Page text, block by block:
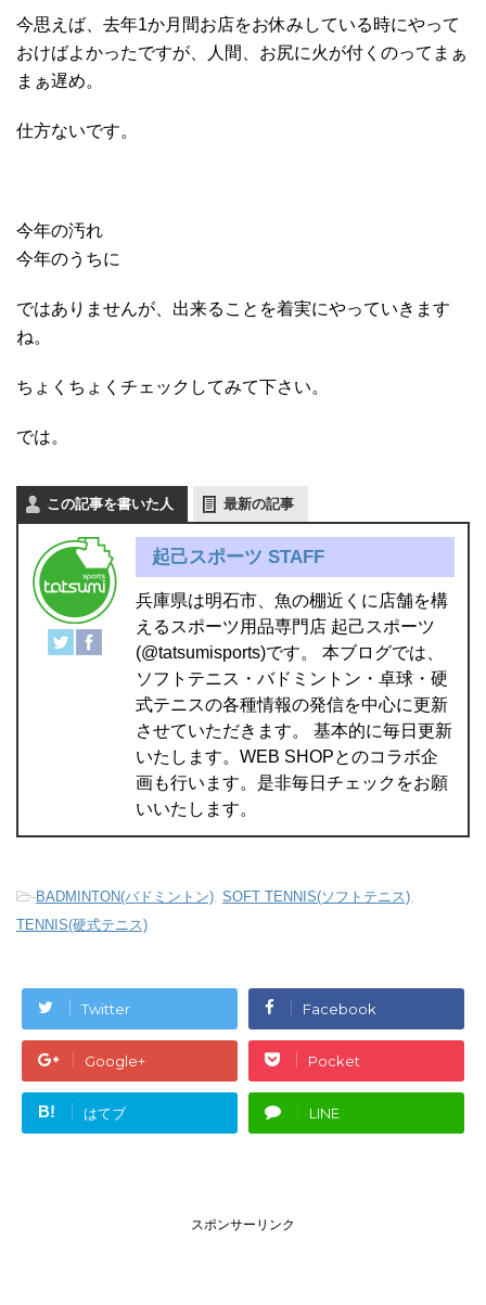
今思えば、去年1か月間お店をお休みしている時にやって
おけばよかったですが、人間、お尻に火が付くのってまぁ
まぁ遅め。
仕方ないです。
今年の汚れ
今年のうちに
ではありませんが、出来ることを着実にやっていきます
ね。
ちょくちょくチェックしてみて下さい。
では。
この記事を書いた人 最新の記事
起己スポーツ STAFF
兵庫県は明石市、魚の棚近くに店舗を構
えるスポーツ用品専門店 起己スポーツ
(@tatsumisports)です。 本ブログでは、
ソフトテニス・バドミントン・卓球・硬
式テニスの各種情報の発信を中心に更新
させていただきます。 基本的に毎日更新
いたします。WEB SHOPとのコラボ企
画も行います。是非毎日チェックをお願
いいたします。
-BADMINTON(バドミントン), SOFT TENNIS(ソフトテニス),
TENNIS(硬式テニス)
Twitter Facebook
Google+ Pocket
B! はてブ LINE
スポンサーリンク